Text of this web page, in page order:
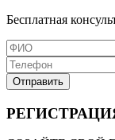
Бесплатная
Отправить